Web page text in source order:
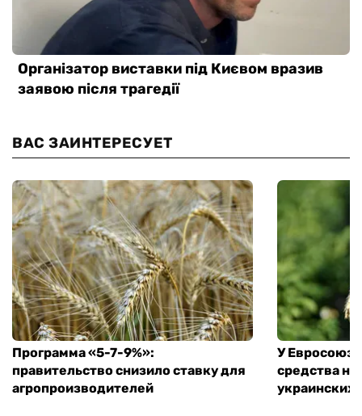
ВАС ЗАИНТЕРЕСУЕТ
Программа «5-7-9%»:
правительство снизило ставку для
агропроизводителей
У
средства